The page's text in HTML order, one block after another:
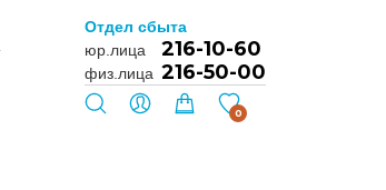
Отдел сбыта
юр.лица
216-10-60
физ.лица 216-50-00
0